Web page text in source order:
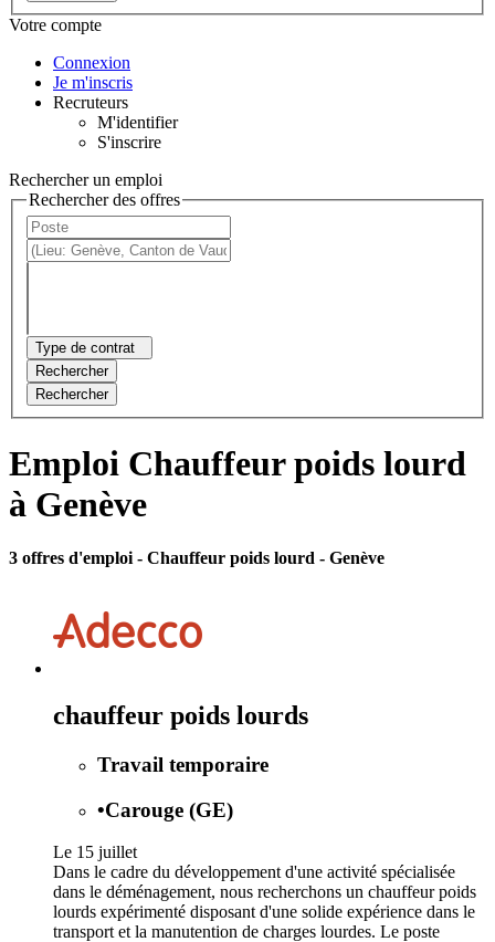
Votre compte
Connexion
Je m'inscris
Recruteurs
M'identifier
S'inscrire
Rechercher un emploi
Rechercher des offres
Type de contrat
Rechercher
Rechercher
Emploi Chauffeur poids lourd
à Genève
3 offres d'emploi - Chauffeur poids lourd - Genève
chauffeur poids lourds
Travail temporaire
•Carouge (GE)
Le 15 juillet
Dans le cadre du développement d'une activité spécialisée
dans le déménagement, nous recherchons un chauffeur poids
lourds expérimenté disposant d'une solide expérience dans le
transport et la manutention de charges lourdes. Le poste